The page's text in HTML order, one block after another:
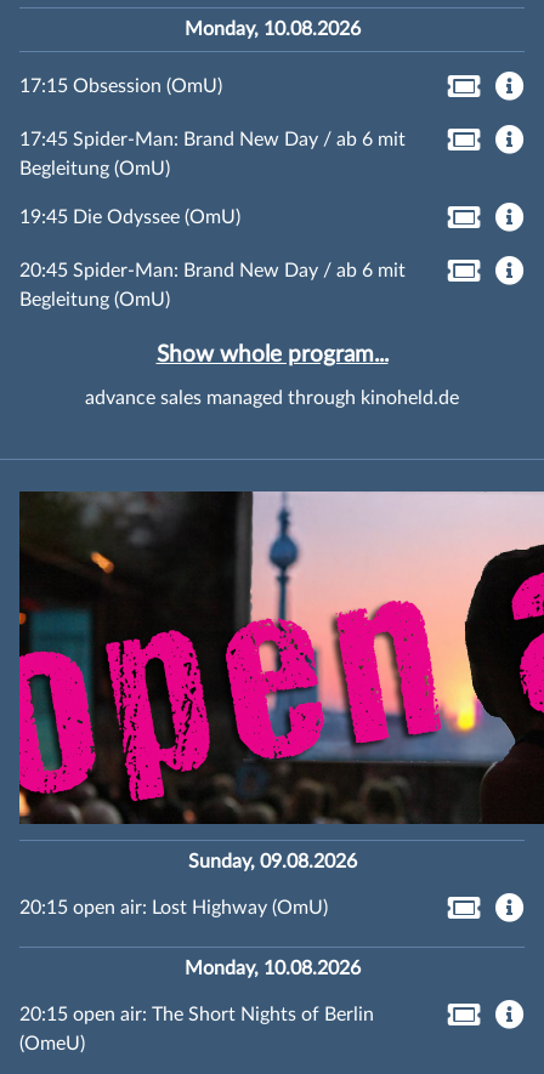
Monday, 10.08.2026
17:15 Obsession (OmU)
17:45 Spider-Man: Brand New Day / ab 6 mit
Begleitung (OmU)
19:45 Die Odyssee (OmU)
20:45 Spider-Man: Brand New Day / ab 6 mit
Begleitung (OmU)
Show whole program...
advance sales managed through kinoheld.de
Sunday, 09.08.2026
20:15 open air: Lost Highway (OmU)
Monday, 10.08.2026
20:15 open air: The Short Nights of Berlin
(OmeU)